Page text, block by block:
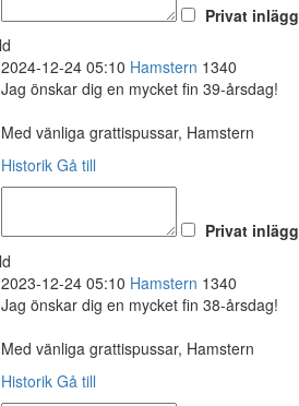
Privat inlägg
2024-12-24 05:10 Hamstern 1340
Jag önskar dig en mycket fin 39-årsdag!
Med vänliga grattispussar, Hamstern
Historik Gå till
Privat inlägg
2023-12-24 05:10 Hamstern 1340
Jag önskar dig en mycket fin 38-årsdag!
Med vänliga grattispussar, Hamstern
Historik Gå till